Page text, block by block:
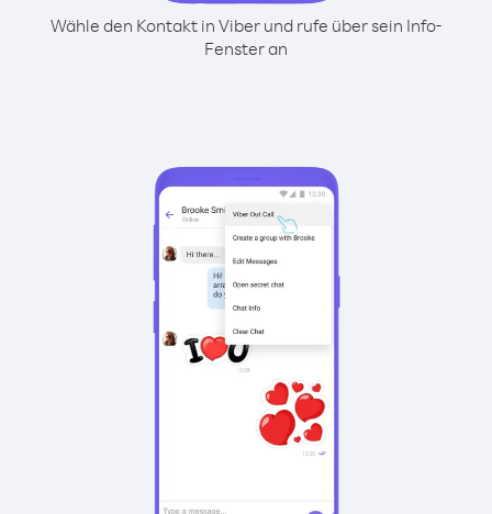
Wähle den Kontakt in Viber und rufe über sein Info-
Fenster an